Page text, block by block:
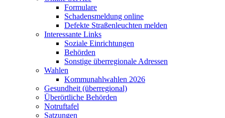
Formulare
Schadensmeldung online
Defekte Straßenleuchten melden
Interessante Links
Soziale Einrichtungen
Behörden
Sonstige überregionale Adressen
Wahlen
Kommunahlwahlen 2026
Gesundheit (überregional)
Überörtliche Behörden
Notruftafel
Satzungen